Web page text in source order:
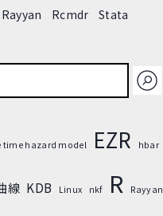
Rayyan Rcmdr
Stata
time hazard model EZR hbar
線 KDB Linux nkf R Rayyan